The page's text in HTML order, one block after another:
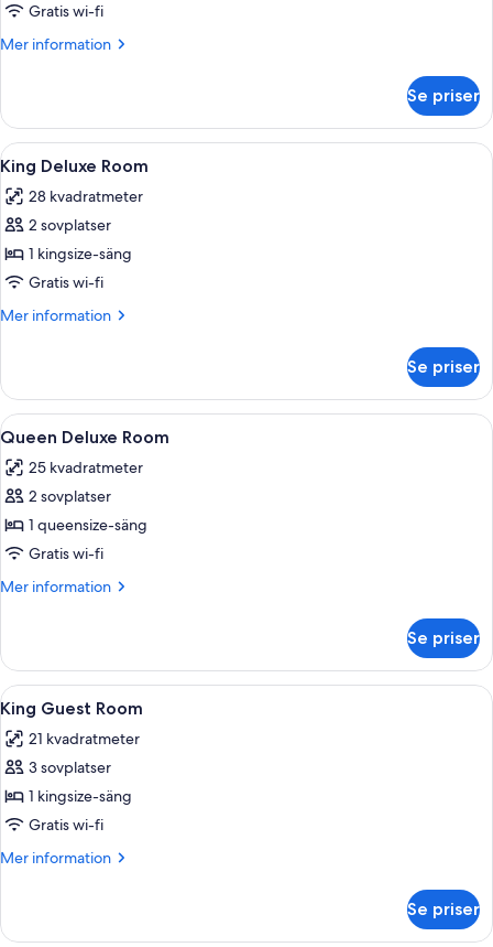
Superior-
rum
kingsize-
säng
med
bäddsoffa
Gratis wi-fi
Mer information
Mer
rum
1
kingsize-
säng
med
Se priser
Öppna
alla
foton
för
King
Deluxe
Room
Värdeförvaringsskåp på rummet,
10
King Deluxe Room
28 kvadratmeter
2 sovplatser
1 kingsize-säng
Gratis wi-fi
Mer information
Mer
Deluxe
Room
Se priser
Öppna
alla
foton
för
Queen
Deluxe
Room
Värdeförvaringsskåp på rummet,
8
Queen Deluxe Room
25 kvadratmeter
2 sovplatser
1 queensize-säng
Gratis wi-fi
Mer information
Mer
Deluxe
Room
Se priser
Öppna
alla
foton
för
King
Guest
Room
Värdeförvaringsskåp på rummet,
8
King Guest Room
21 kvadratmeter
3 sovplatser
1 kingsize-säng
Gratis wi-fi
Mer information
Mer
Guest
Se priser